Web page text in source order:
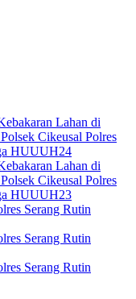
Lahan di
Cikeusal Polres
HUUUH24
Lahan di
Cikeusal Polres
HUUUH23
Serang Rutin
Serang Rutin
Serang Rutin